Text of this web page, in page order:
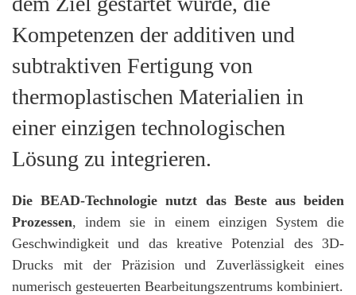
Kompetenzen der additiven und
subtraktiven Fertigung von
thermoplastischen Materialien in
einer einzigen technologischen
Lösung zu integrieren.
Die BEAD-Technologie nutzt das Beste aus beiden
Prozessen, indem sie in einem einzigen System die
Geschwindigkeit und das kreative Potenzial des 3D-
Drucks mit der Präzision und Zuverlässigkeit eines
numerisch gesteuerten Bearbeitungszentrums kombiniert.